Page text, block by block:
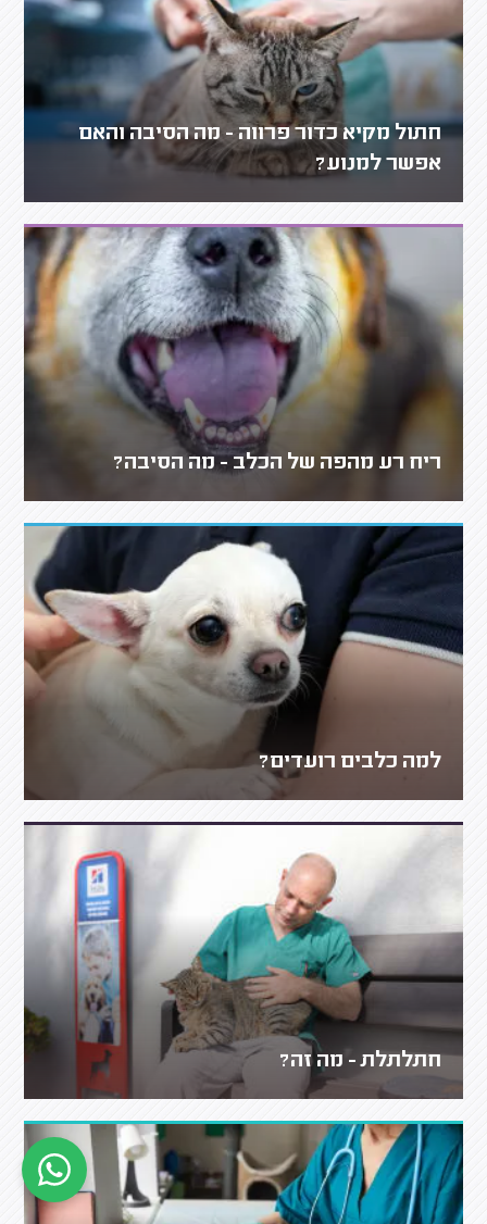
חתול מקיא כדור פרווה - מה הסיבה והאם
אפשר למנוע?
ריח רע מהפה של הכלב - מה הסיבה?
למה כלבים רועדים?
חתלתלת - מה זה?